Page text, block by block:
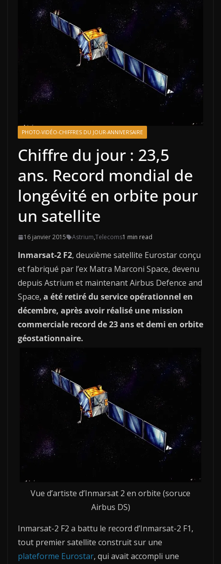
PHOTO-VIDÉO-CHIFFRES DU JOUR-ANNIVERSAIRE
Chiffre du jour : 23,5
ans. Record mondial de
longévité en orbite pour
un satellite
16 janvier 2015 Astrium,Telecoms1 min read
Inmarsat-2 F2, deuxième satellite Eurostar conçu
et fabriqué par l’ex Matra Marconi Space, devenu
depuis Astrium et maintenant Airbus Defence and
Space, a été retiré du service opérationnel en
décembre, après avoir réalisé une mission
commerciale record de 23 ans et demi en orbite
géostationnaire.
Vue d’artiste d’Inmarsat 2 en orbite (soruce
Airbus DS)
Inmarsat-2 F2 a battu le record d’Inmarsat-2 F1,
tout premier satellite construit sur une
plateforme Eurostar, qui avait accompli une